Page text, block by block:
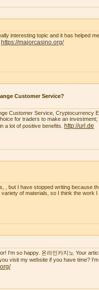
interesting topic and it has helped
https://majorcasino.org/
Customer Service?
Customer Service, Cryptocurrency
for traders to make an
a lot of positive benefits.
http://url.de
, but I have stopped writing because
of materials, so I think the work
I'm so happy. 온라인카지노 Your
visit my website if you have time?